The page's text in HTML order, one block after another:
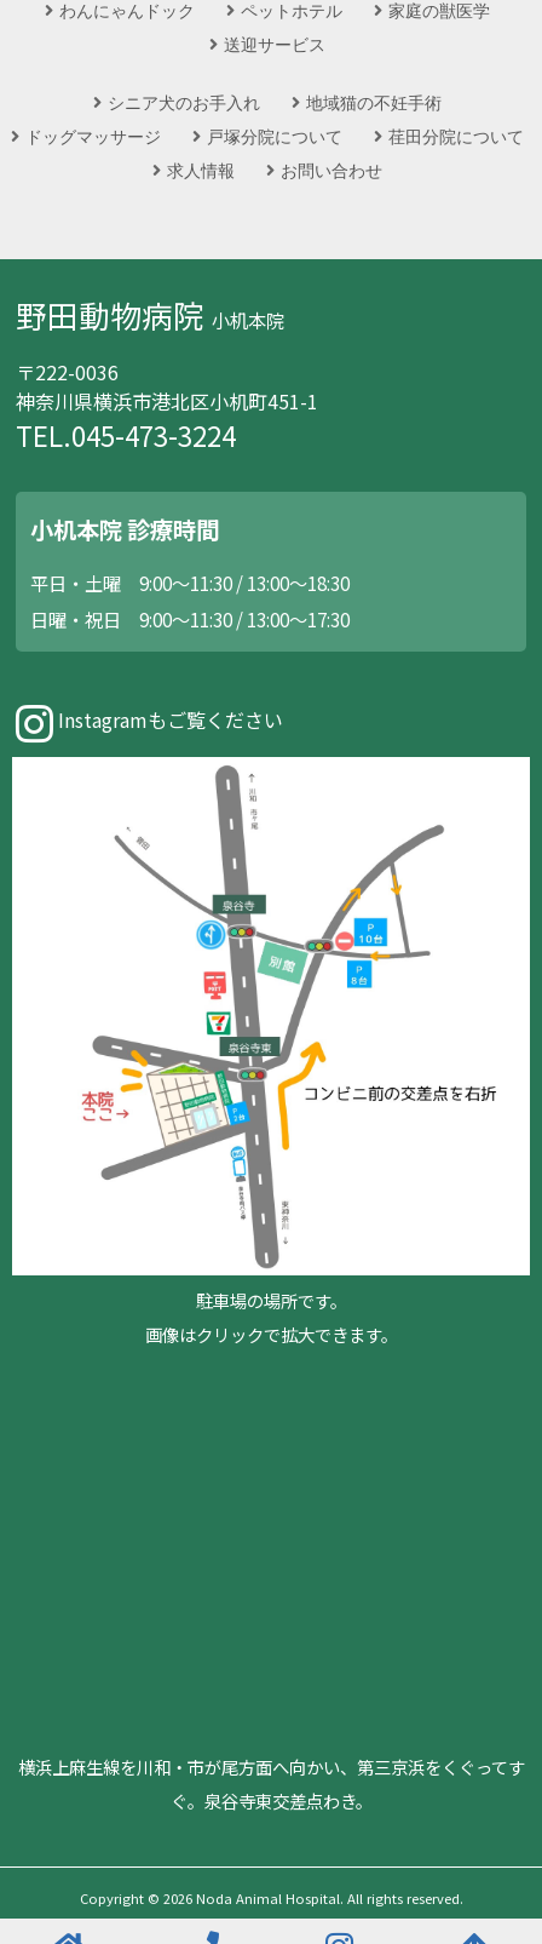
わんにゃんドック
ペットホテル
家庭の獣医学
送迎サービス
シニア犬のお手入れ
地域猫の不妊手術
ドッグマッサージ
戸塚分院について
荏田分院について
求人情報
お問い合わせ
野田動物病院小机本院
〒222-0036
神奈川県横浜市港北区小机町451-1
TEL.045-473-3224
小机本院 診療時間
平日・土曜 9:00～11:30 / 13:00～18:30
日曜・祝日 9:00～11:30 / 13:00～17:30
Instagramもご覧ください
駐車場の場所です。
画像はクリックで拡大できます。
横浜上麻生線を川和・市が尾方面へ向かい、第三京浜をくぐってす
ぐ。泉谷寺東交差点わき。
Copyright © 2026 Noda Animal Hospital. All rights reserved.